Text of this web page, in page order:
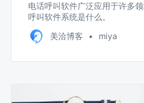
电话呼叫软件广泛应用于许多
呼叫软件系统是什么。
美洽博客
miya